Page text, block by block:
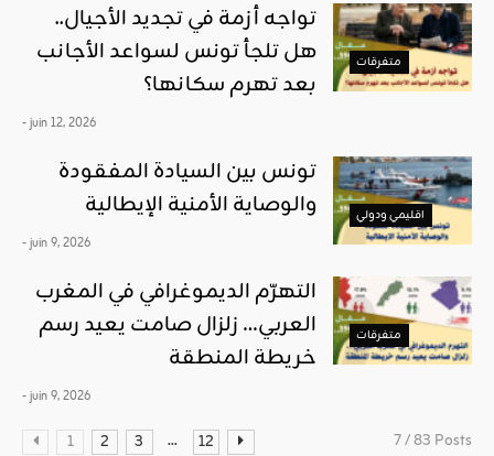
متفرقات
تواجه أزمة في تجديد الأجيال..
هل تلجأ تونس لسواعد الأجانب
بعد تهرم سكانها؟
- juin 12, 2026
اقليمي ودولي
تونس بين السيادة المفقودة
والوصاية الأمنية الإيطالية
- juin 9, 2026
متفرقات
التهرّم الديموغرافي في المغرب
العربي… زلزال صامت يعيد رسم
خريطة المنطقة
- juin 9, 2026
1 2 3 ... 12 7 / 83 Posts